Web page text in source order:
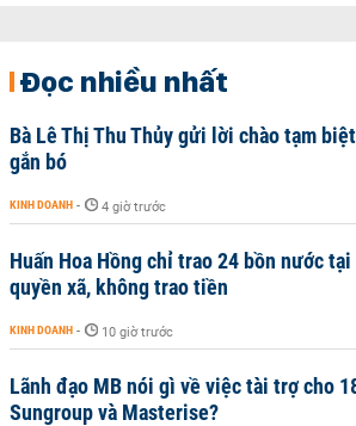
Đọc nhiều nhất
Bà Lê Thị Thu Thủy gửi lời chào tạm
gắn bó
KINH DOANH - 4 giờ trước
Huấn Hoa Hồng chỉ trao 24 bồn nước
quyền xã, không trao tiền
KINH DOANH - 10 giờ trước
Lãnh đạo MB nói gì về việc tài trợ cho
Sungroup và Masterise?